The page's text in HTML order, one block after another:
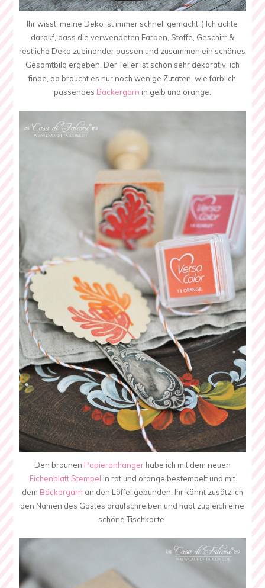
Ihr wisst, meine Deko ist immer schnell gemacht ;) Ich achte
darauf, dass die verwendeten Farben, Stoffe, Geschirr &
restliche Deko zueinander passen und zusammen ein schönes
Gesamtbild ergeben. Der Teller ist schon sehr dekorativ, ich
finde, da braucht es nur noch wenige Zutaten, wie farblich
passendes Bäckergarn in gelb und orange.
Den braunen Papieranhängerhabe ich mit dem neuen
Eichenblatt Stempel in rot und orange bestempelt und mit
dem Bäckergarn an den Löffel gebunden. Ihr könnt zusätzlich
den Namen des Gastes draufschreiben und habt zugleich eine
schöne Tischkarte.